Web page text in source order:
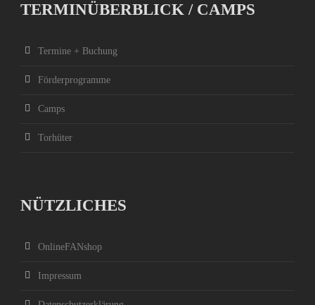
TERMINÜBERBLICK / CAMPS
Termine + Buchung
Förderprogramme
Camps
Torhüter
NÜTZLICHES
OnlineFANshop
Impressum